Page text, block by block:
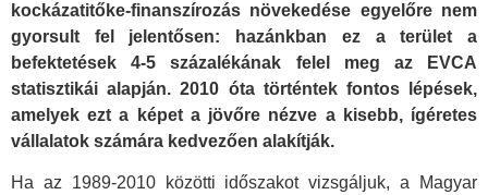
kockázatitőke-finanszírozás növekedése egyelőre nem
gyorsult fel jelentősen: hazánkban ez a terület a
befektetések 4-5 százalékának felel meg az EVCA
statisztikái alapján. 2010 óta történtek fontos lépések,
amelyek ezt a képet a jövőre nézve a kisebb, ígéretes
vállalatok számára kedvezően alakítják.
Ha az 1989-2010 közötti időszakot vizsgáljuk, a Magyar